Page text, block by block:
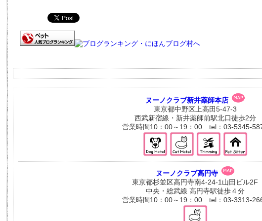
ヌーノクラブ新井薬師本店
東京都中野区上高田5-47-3
西武新宿線・新井薬師前駅北口徒歩2分
営業時間10：00～19：00 tel：03-5345-
ヌーノクラブ高円寺
東京都杉並区高円寺南4-24-1山田ビル2F
中央・総武線 高円寺駅徒歩４分
営業時間10：00～19：00 tel：03-3313-